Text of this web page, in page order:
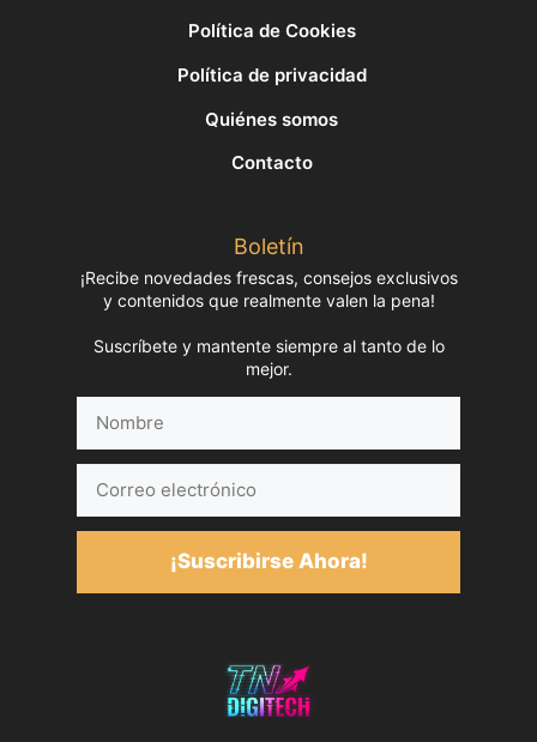
Política de Cookies
Política de privacidad
Quiénes somos
Contacto
Boletín
¡Recibe novedades frescas, consejos exclusivos
y contenidos que realmente valen la pena!
Suscríbete y mantente siempre al tanto de lo
mejor.
electrónico
¡Suscribirse Ahora!